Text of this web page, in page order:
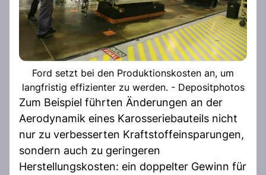
Ford setzt bei den Produktionskosten an, um
langfristig effizienter zu werden. - Depositphotos
Zum Beispiel führten Änderungen an der
Aerodynamik eines Karosseriebauteils nicht
nur zu verbesserten Kraftstoffeinsparungen,
sondern auch zu geringeren
Herstellungskosten: ein doppelter Gewinn für